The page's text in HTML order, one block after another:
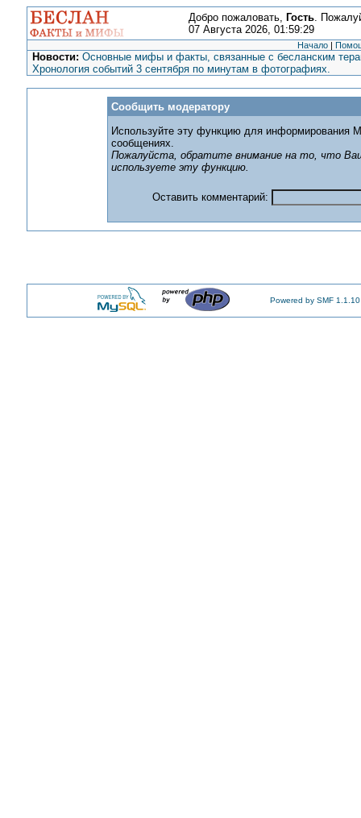
Добро пожаловать, Гость.
07 Августа 2026, 01:59:29
Начало |
Новости: Основные мифы и факты, связанные с бесланским
Хронология событий 3 сентября по минутам в фотографиях.
Сообщить модератору
Используйте эту функцию для информирования
сообщениях.
Пожалуйста, обратите внимание на то, что
используете эту функцию.
Оставить комментарий:
Powered by SMF 1.1.10